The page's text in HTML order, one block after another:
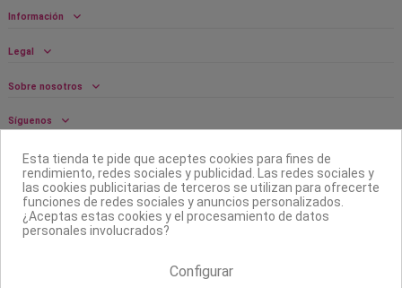
Información
Legal
Sobre nosotros
Síguenos
Boletín
Esta tienda te pide que aceptes cookies para fines de
rendimiento, redes sociales y publicidad. Las redes sociales y
las cookies publicitarias de terceros se utilizan para ofrecerte
funciones de redes sociales y anuncios personalizados.
¿Aceptas estas cookies y el procesamiento de datos
personales involucrados?
Configurar